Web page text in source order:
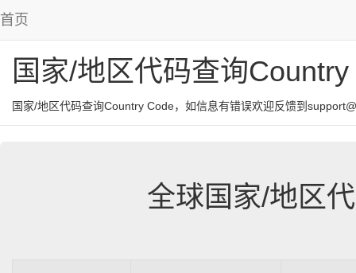
首页
国家/地区代码查询
国家/地区代码查询Country Code，如信息有错误欢迎反馈到
全球国家/地区